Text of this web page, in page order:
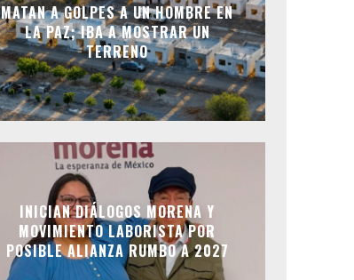
MATAN A GOLPES A UN HOMBRE EN
LA PAZ; IBA A MOSTRAR UN
TERRENO
INICIAN DIÁLOGOS MORENA Y
MOVIMIENTO LABORISTA POR
POSIBLE ALIANZA RUMBO A 2027